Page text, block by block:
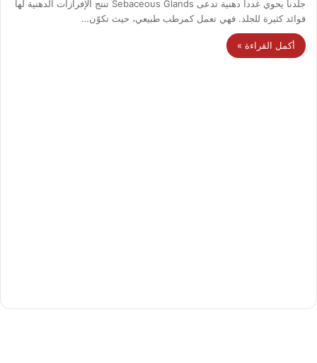
جلدنا يحوي غدداً دهنية تدعى Sebaceous Glands تنتج الإفرازات الدهنية لها
فوائد كثيرة للجلد. فهي تعمل كمرطب طبيعي، حيث تكوّن…
أكمل القراءة »